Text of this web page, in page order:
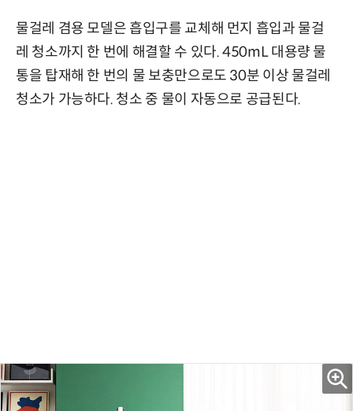
물걸레 겸용 모델은 흡입구를 교체해 먼지 흡입과 물걸
레 청소까지 한 번에 해결할 수 있다. 450mL 대용량 물
통을 탑재해 한 번의 물 보충만으로도 30분 이상 물걸레
청소가 가능하다. 청소 중 물이 자동으로 공급된다.